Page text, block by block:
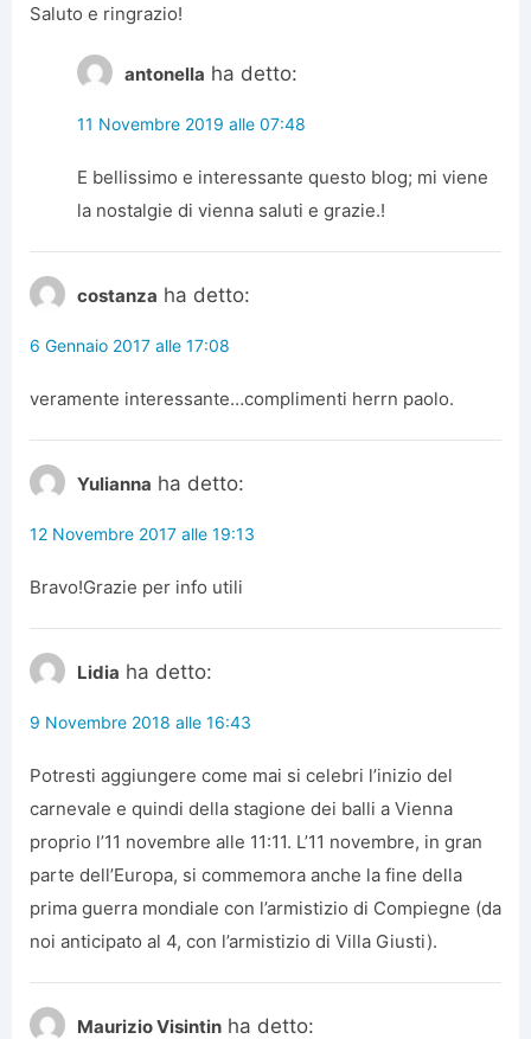
Saluto e ringrazio!
antonella ha detto:
11 Novembre 2019 alle 07:48
E bellissimo e interessante questo blog; mi viene
la nostalgie di vienna saluti e grazie.!
costanza ha detto:
6 Gennaio 2017 alle 17:08
veramente interessante…complimenti herrn paolo.
Yulianna ha detto:
12 Novembre 2017 alle 19:13
Bravo!Grazie per info utili
Lidia ha detto:
9 Novembre 2018 alle 16:43
Potresti aggiungere come mai si celebri l’inizio del
carnevale e quindi della stagione dei balli a Vienna
proprio l’11 novembre alle 11:11. L’11 novembre, in gran
parte dell’Europa, si commemora anche la fine della
prima guerra mondiale con l’armistizio di Compiegne (da
noi anticipato al 4, con l’armistizio di Villa Giusti).
Maurizio Visintin ha detto: